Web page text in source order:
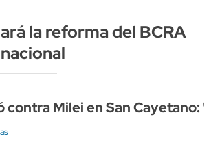
la reforma del BCRA
Milei en San Cayetano: